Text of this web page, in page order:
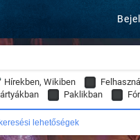
Hírekben, Wikiben
Paklikban
lehetőségek